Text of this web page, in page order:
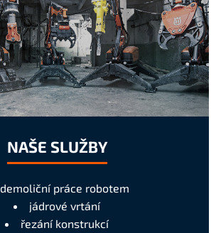
NAŠE SLUŽBY
demoliční práce robotem
jádrové vrtání
řezání konstrukcí